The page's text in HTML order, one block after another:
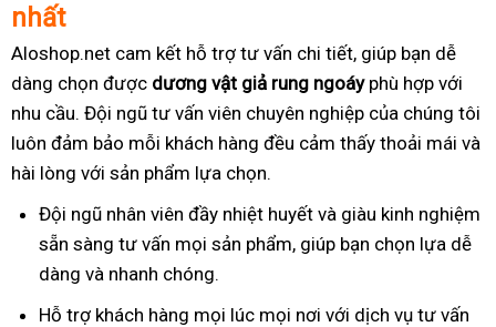
nhất
Aloshop.net cam kết hỗ trợ tư vấn chi tiết, giúp bạn dễ
dàng chọn được dương vật giả rung ngoáyphù hợp với
nhu cầu. Đội ngũ tư vấn viên chuyên nghiệp của chúng tôi
luôn đảm bảo mỗi khách hàng đều cảm thấy thoải mái và
hài lòng với sản phẩm lựa chọn.
Đội ngũ nhân viên đầy nhiệt huyết và giàu kinh nghiệm
sẵn sàng tư vấn mọi sản phẩm, giúp bạn chọn lựa dễ
dàng và nhanh chóng.
Hỗ trợ khách hàng mọi lúc mọi nơi với dịch vụ tư vấn